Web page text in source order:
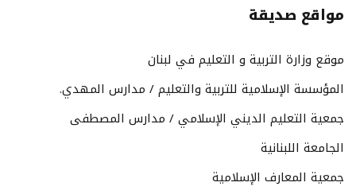
مواقع صديقة
موقع وزارة التربية و التعليم في لبنان
المؤسسة الإسلامية للتربية والتعليم / مدارس المهدي.
جمعية التعليم الديني الإسلامي / مدارس المصطفى
الجامعة اللبنانية
جمعية المعارف الإسلامية